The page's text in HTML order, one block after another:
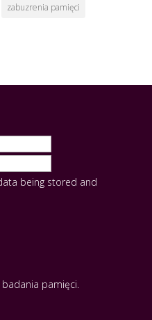
zabuzrenia pamięci
being stored and
pamięci.